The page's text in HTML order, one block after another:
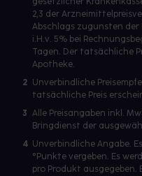
2,3 der
Abschlags zugunsten der
i.H.v. 5% bei
Tagen. Der tatsächliche
Apotheke.
2 Unverbindliche
tatsächliche Preis
3 Alle Preisangaben inkl.
Bringdienst der
4 Unverbindliche Angabe.
°Punkte vergeben. Es
pro Produkt